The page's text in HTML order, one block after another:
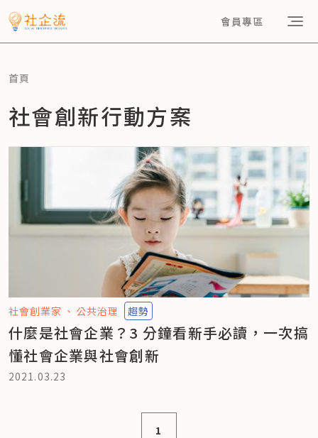
會員專區
首頁
社會創新行動方案
社會創業家 公共治理 趨勢
什麼是社會企業？3 分鐘看新手必讀，一次搞
懂社會企業與社會創新
2021.03.23
1